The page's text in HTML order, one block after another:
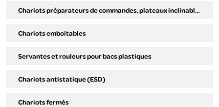
Chariots préparateurs de commandes, plateaux inclinables.
Chariots emboitables
Servantes et rouleurs pour bacs plastiques
Chariots antistatique (ESD)
Chariots fermés